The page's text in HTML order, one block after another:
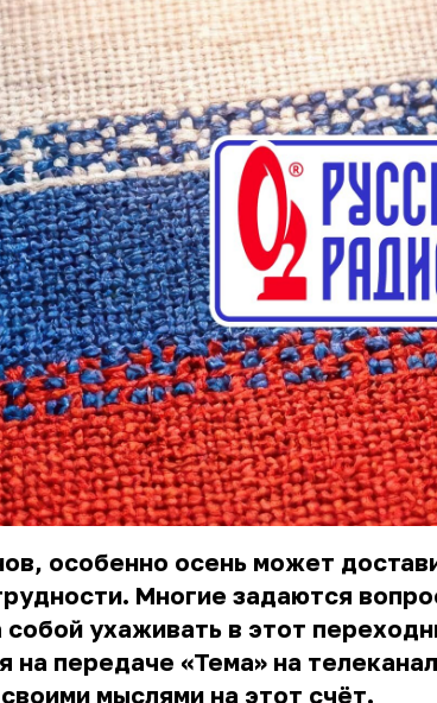
особенно осень может
Многие задаются
ухаживать в этот
на передаче «Тема» на
мыслями на этот счёт.